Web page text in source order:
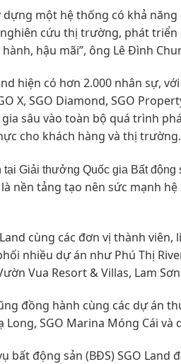
dựng một hệ thống có khả
cứu thị trường, phát
hậu mãi”, ông Lê Đình
hiện có hơn 2.000 nhân sự,
X, SGO Diamond, SGO
sâu vào toàn bộ quá trình
cho khách hàng và thị trường.
nền tảng tạo nên sức mạnh
cùng các đơn vị thành
nhiều dự án như Phú Thị
Vua Resort & Villas, Lam
đồng hành cùng các dự án
Long, SGO Marina Móng Cái
bất động sản (BĐS) SGO